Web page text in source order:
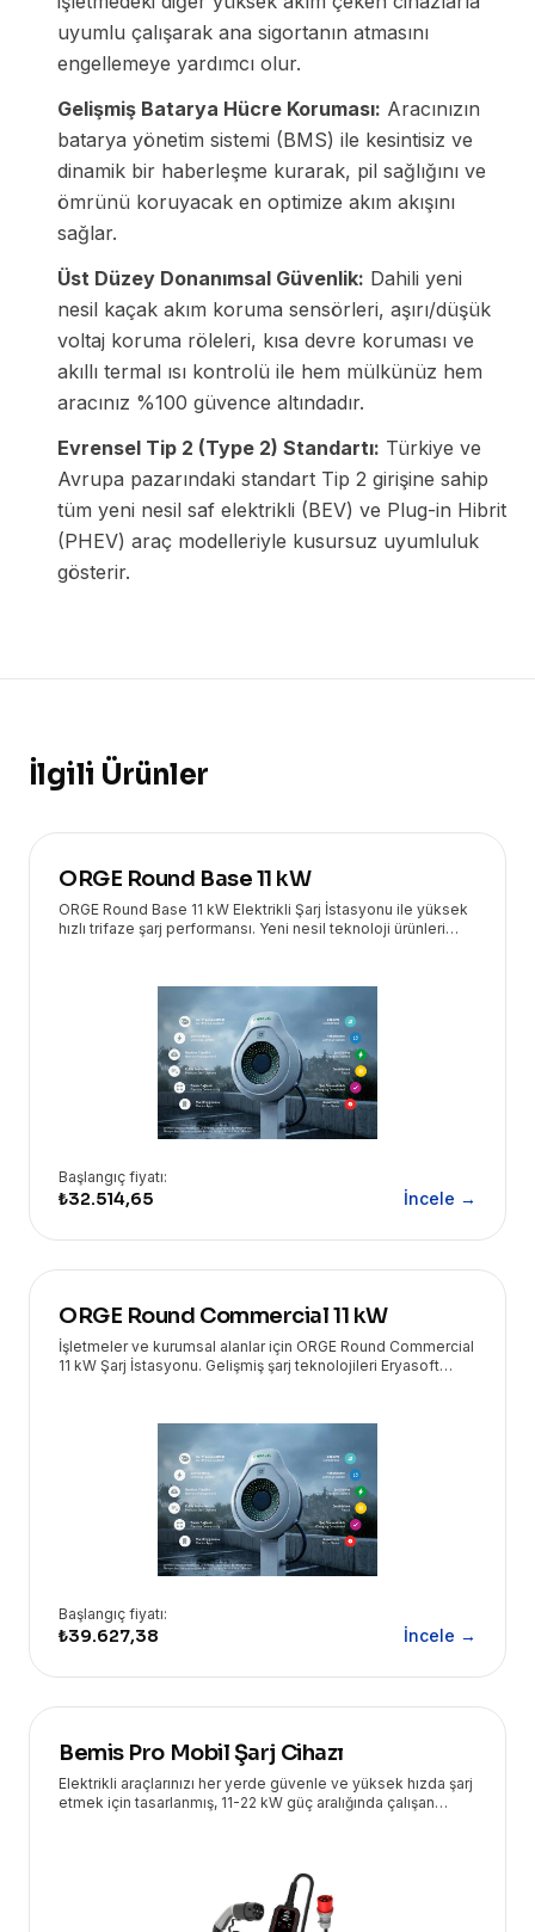
uyumlu çalışarak ana sigortanın atmasını
engellemeye yardımcı olur.
Gelişmiş Batarya Hücre Koruması: Aracınızın
batarya yönetim sistemi (BMS) ile kesintisiz ve
dinamik bir haberleşme kurarak, pil sağlığını ve
ömrünü koruyacak en optimize akım akışını
sağlar.
Üst Düzey Donanımsal Güvenlik: Dahili yeni
nesil kaçak akım koruma sensörleri, aşırı/düşük
voltaj koruma röleleri, kısa devre koruması ve
akıllı termal ısı kontrolü ile hem mülkünüz hem
aracınız %100 güvence altındadır.
Evrensel Tip 2 (Type 2) Standartı: Türkiye ve
Avrupa pazarındaki standart Tip 2 girişine sahip
tüm yeni nesil saf elektrikli (BEV) ve Plug-in Hibrit
(PHEV) araç modelleriyle kusursuz uyumluluk
gösterir.
İlgili Ürünler
ORGE Round Base 11 kW
ORGE Round Base 11 kW Elektrikli Şarj İstasyonu ile yüksek
hızlı trifaze şarj performansı. Yeni nesil teknoloji ürünleri
Başlangıç fiyatı:
₺32.514,65 İncele →
ORGE Round Commercial 11 kW
İşletmeler ve kurumsal alanlar için ORGE Round Commercial
11 kW Şarj İstasyonu. Gelişmiş şarj teknolojileri Eryasoft
Başlangıç fiyatı:
₺39.627,38 İncele →
Bemis Pro Mobil Şarj Cihazı
Elektrikli araçlarınızı her yerde güvenle ve yüksek hızda şarj
etmek için tasarlanmış, 11-22 kW güç aralığında çalışan